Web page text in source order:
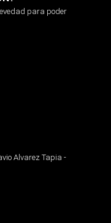
para poder
Alvarez Tapia -